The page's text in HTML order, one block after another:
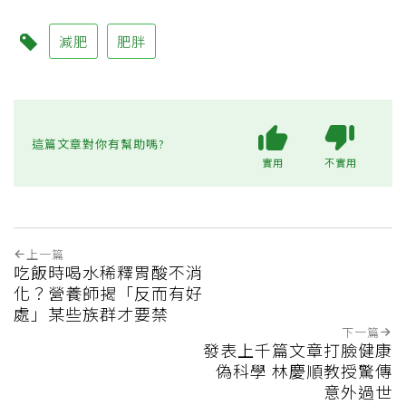
減肥 肥胖
這篇文章對你有幫助嗎?
實用 不實用
上一篇
吃飯時喝水稀釋胃酸不消
化？營養師揭「反而有好
處」某些族群才要禁
下一篇
發表上千篇文章打臉健康
偽科學 林慶順教授驚傳
意外過世